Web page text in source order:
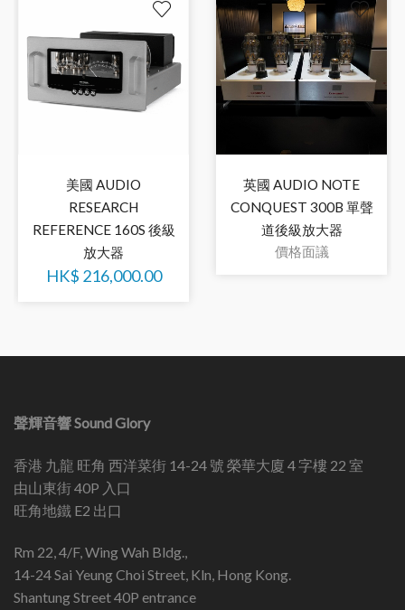
美國 AUDIO
RESEARCH
REFERENCE 160S 後級
放大器
HK$ 216,000.00
英國 AUDIO NOTE
CONQUEST 300B 單聲
道後級放大器
價格面議
聲輝音響 Sound Glory
香港 九龍 旺角 西洋菜街 14-24 號 榮華大廈 4 字樓 22 室
由山東街 40P 入口
旺角地鐵 E2 出口
Rm 22, 4/F, Wing Wah Bldg.,
14-24 Sai Yeung Choi Street, Kln, Hong Kong.
Shantung Street 40P entrance